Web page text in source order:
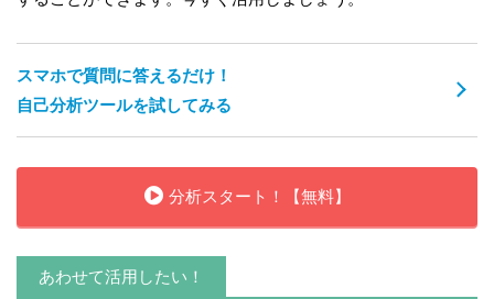
スマホで質問に答えるだけ！
自己分析ツールを試してみる
分析スタート！【無料】
あわせて活用したい！